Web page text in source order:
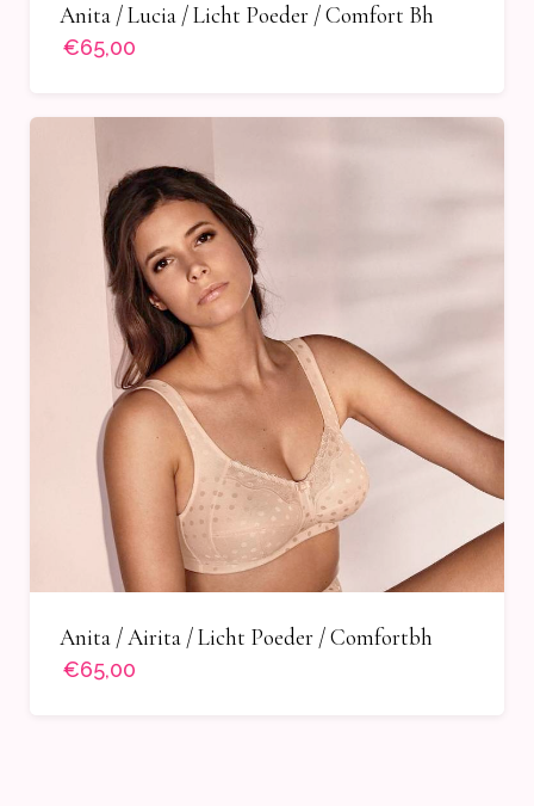
Anita / Lucia / Licht Poeder / Comfort Bh
€65,00
Anita / Airita / Licht Poeder / Comfortbh
€65,00